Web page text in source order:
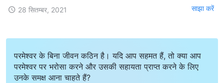
28 सितम्बर, 2021 साझा करें
परमेश्वर के बिना जीवन कठिन है। यदि आप सहमत हैं, तो क्या आप
परमेश्वर पर भरोसा करने और उसकी सहायता प्राप्त करने के लिए
उनके समक्ष आना चाहते हैं?